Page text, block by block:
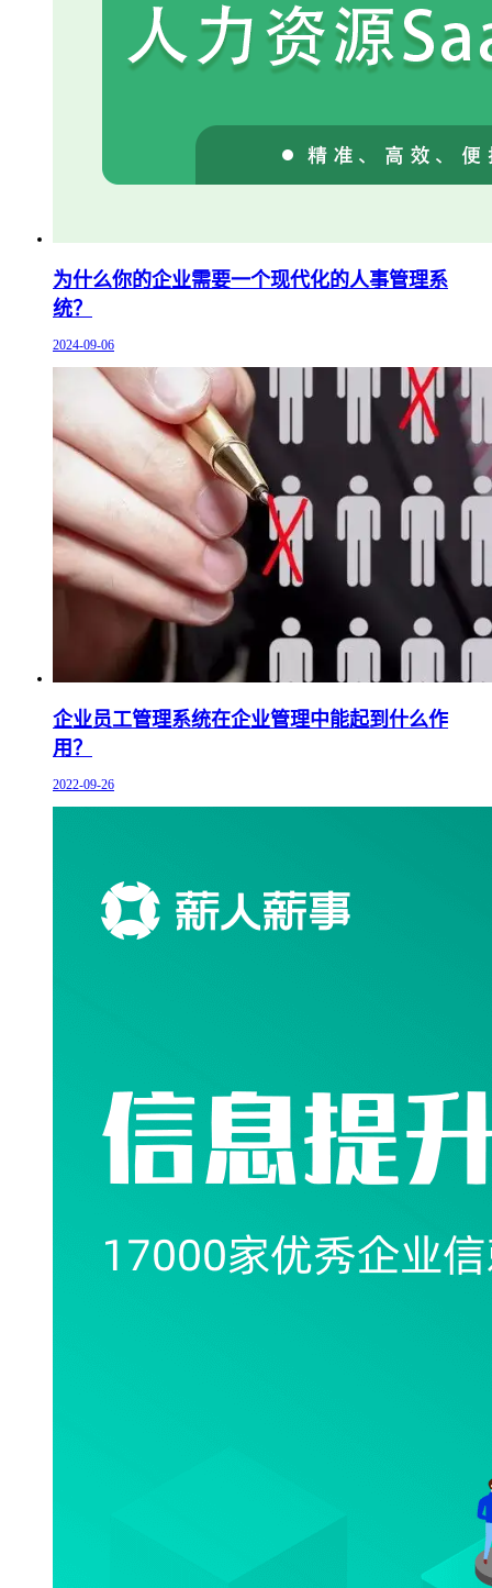
为什么你的企业需要一个现代化的人事管理系
统？
2024-09-06
企业员工管理系统在企业管理中能起到什么作
用？
2022-09-26